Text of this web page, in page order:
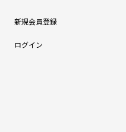
新規会員登録
ログイン